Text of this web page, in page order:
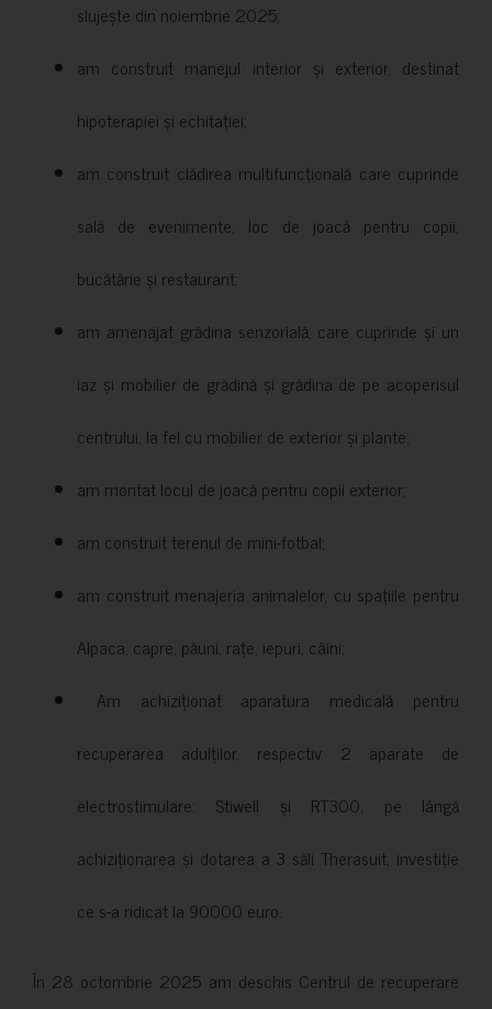
slujește din noiembrie 2025;
am construit manejul interior și exterior, destinat
hipoterapiei și echitației;
am construit clădirea multifuncțională care cuprinde
sală de evenimente, loc de joacă pentru copii,
bucătărie și restaurant;
am amenajat grădina senzorială, care cuprinde și un
iaz și mobilier de grădină și grădina de pe acoperisul
centrului, la fel cu mobilier de exterior și plante;
am montat locul de joacă pentru copii exterior;
am construit terenul de mini-fotbal;
am construit menajeria animalelor, cu spațiile pentru
Alpaca, capre, păuni, rațe, iepuri, câini;
Am achiziționat aparatura medicală pentru
recuperarea adulților, respectiv 2 aparate de
electrostimulare: Stiwell și RT300, pe lângă
achiziționarea și dotarea a 3 săli Therasuit, investiție
ce s-a ridicat la 90000 euro.
În 28 octombrie 2025 am deschis Centrul de recuperare